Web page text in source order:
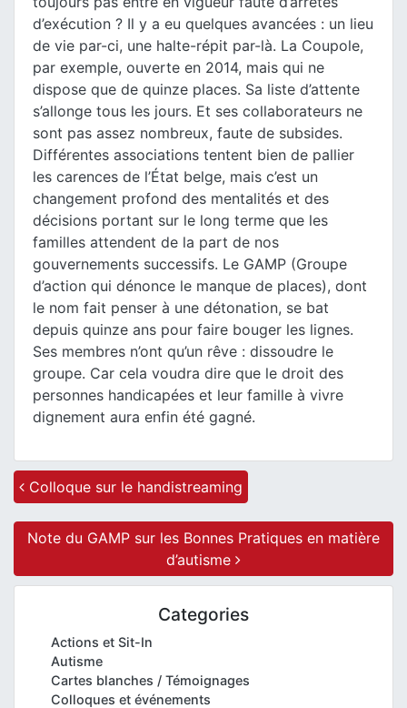
d’exécution ? Il y a eu quelques avancées : un lieu
de vie par-ci, une halte-répit par-là. La Coupole,
par exemple, ouverte en 2014, mais qui ne
dispose que de quinze places. Sa liste d’attente
s’allonge tous les jours. Et ses collaborateurs ne
sont pas assez nombreux, faute de subsides.
Différentes associations tentent bien de pallier
les carences de l’État belge, mais c’est un
changement profond des mentalités et des
décisions portant sur le long terme que les
familles attendent de la part de nos
gouvernements successifs. Le GAMP (Groupe
d’action qui dénonce le manque de places), dont
le nom fait penser à une détonation, se bat
depuis quinze ans pour faire bouger les lignes.
Ses membres n’ont qu’un rêve : dissoudre le
groupe. Car cela voudra dire que le droit des
personnes handicapées et leur famille à vivre
dignement aura enfin été gagné.
Post navigation
Colloque sur le handistreaming
Note du GAMP sur les Bonnes Pratiques en matière
d’autisme
Categories
Actions et Sit-In
Autisme
Cartes blanches / Témoignages
Colloques et événements